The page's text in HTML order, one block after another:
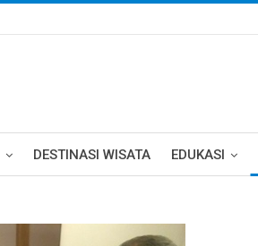
DESTINASI WISATA EDUKASI